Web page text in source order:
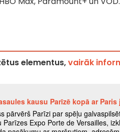
elementus,vairāk